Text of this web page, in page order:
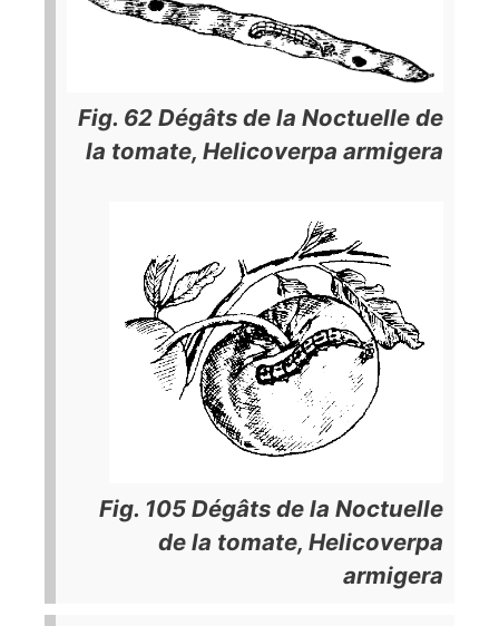
Fig. 62 Dégâts de la Noctuelle de
la tomate, Helicoverpa armigera
Fig. 105 Dégâts de la Noctuelle
de la tomate, Helicoverpa
armigera